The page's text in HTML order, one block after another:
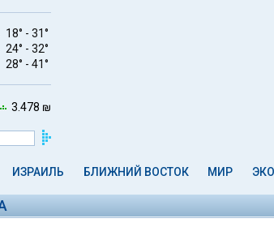
18° - 31°
24° - 32°
28° - 41°
3.478 ₪
ИЗРАИЛЬ БЛИЖНИЙ ВОСТОК МИР